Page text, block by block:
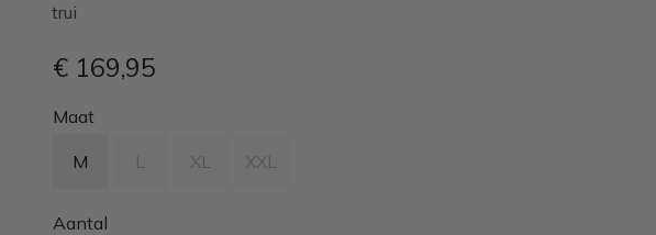
trui
€ 169,95
Maat
M L XL XXL
Aantal